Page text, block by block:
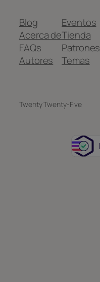
Blog
Acerca de
FAQs
Autores
Eventos
Tienda
Patrones
Temas
Twenty Twenty-Five